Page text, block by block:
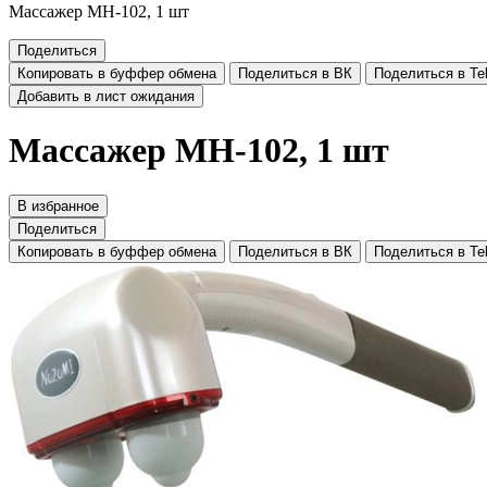
Массажер MH-102, 1 шт
Поделиться
Копировать в буффер обмена
Поделиться в ВК
Поделиться в
Добавить в лист ожидания
Массажер MH-102, 1 шт
В избранное
Поделиться
Копировать в буффер обмена
Поделиться в ВК Поделиться в